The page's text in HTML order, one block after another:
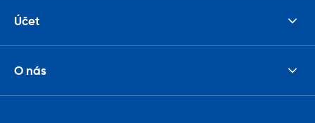
Účet
O nás